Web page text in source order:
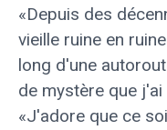
«Depuis des
vieille ruine en
long d'une
de mystère que
«J'adore que ce